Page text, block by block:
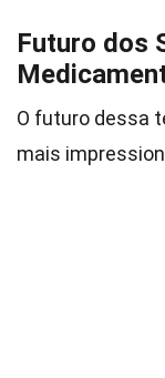
Futuro dos
O futuro dessa
mais